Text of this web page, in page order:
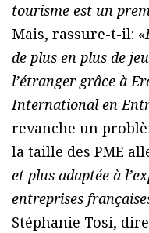
tourisme est un
Mais, rassure-t-il: «
de plus en plus de
l’étranger grâce à
International en
revanche un
la taille des PME
et plus adaptée à
entreprises
Stéphanie Tosi,